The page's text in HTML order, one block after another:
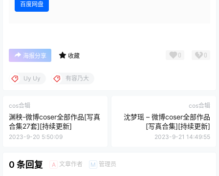
百度网盘
海报分享 收藏 0 0
Uy Uy 有容乃大
cos合辑
渊秧-微博coser全部作品[写真
合集27套][持续更新]
2023-9-20 5:50:09
cos合辑
沈梦瑶 – 微博coser全部作品
[写真合集][持续更新]
2023-9-21 14:49:55
0 条回复 A 文章作者 M 管理员